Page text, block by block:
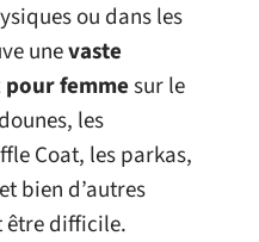
ou dans les
unevaste
femmesur le
les
Coat, les parkas,
bien d’autres
être difficile.